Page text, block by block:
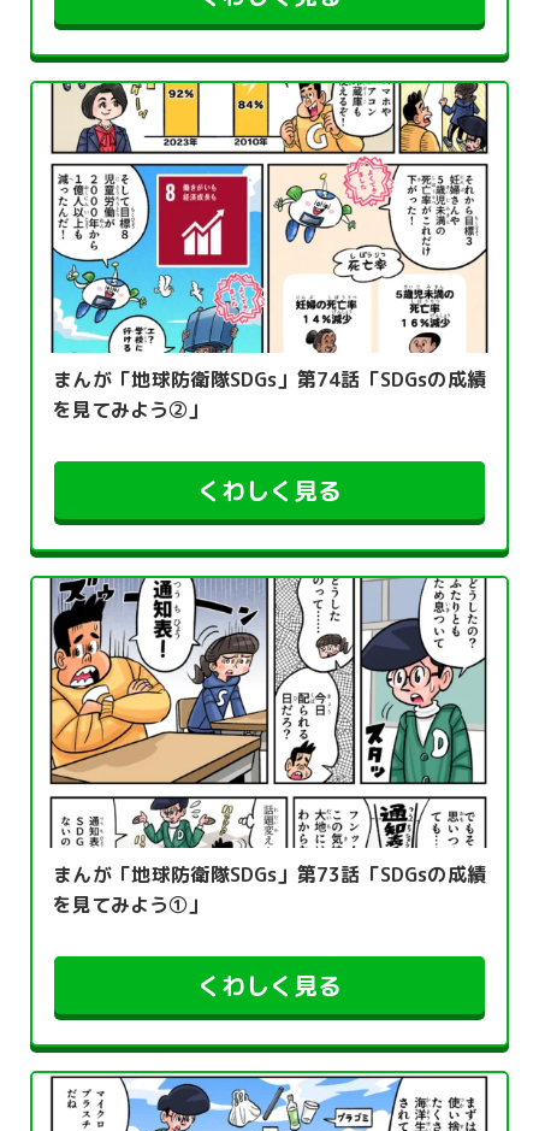
まんが「地球防衛隊SDGs」第74話「SDGsの成績
を見てみよう②」
くわしく見る
まんが「地球防衛隊SDGs」第73話「SDGsの成績
を見てみよう①」
くわしく見る